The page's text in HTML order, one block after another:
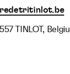
TINLOT,